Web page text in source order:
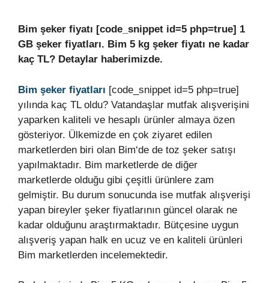
Bim şeker fiyatı [code_snippet id=5 php=true] 1
GB şeker fiyatları. Bim 5 kg şeker fiyatı ne kadar
kaç TL? Detaylar haberimizde.
Bim şeker fiyatları [code_snippet id=5 php=true]
yılında kaç TL oldu? Vatandaşlar mutfak alışverişini
yaparken kaliteli ve hesaplı ürünler almaya özen
gösteriyor. Ülkemizde en çok ziyaret edilen
marketlerden biri olan Bim‘de de toz şeker satışı
yapılmaktadır. Bim marketlerde de diğer
marketlerde olduğu gibi çeşitli ürünlere zam
gelmiştir. Bu durum sonucunda ise mutfak alışverişi
yapan bireyler şeker fiyatlarının güncel olarak ne
kadar olduğunu araştırmaktadır. Bütçesine uygun
alışveriş yapan halk en ucuz ve en kaliteli ürünleri
Bim marketlerden incelemektedir.